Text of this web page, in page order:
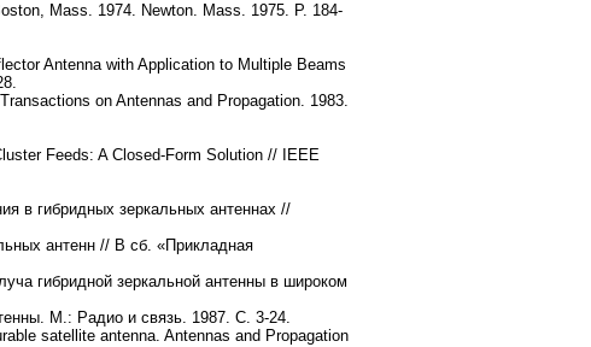
Mass. 1974. Newton. Mass. 1975. P. 184-
Antenna with Application to Multiple Beams
on Antennas and Propagation. 1983.
Feeds: A Closed-Form Solution // IEEE
в гибридных зеркальных антеннах //
антенн // В сб. «Прикладная
гибридной зеркальной антенны в широком
M.: Радио и связь. 1987. С. 3-24.
satellite antenna. Antennas and Propagation